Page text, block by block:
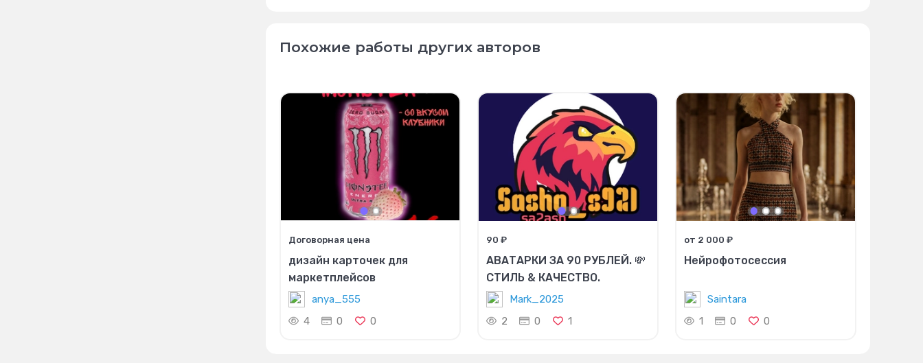
Похожие работы других авторов
Договорная цена
дизайн карточек для
маркетплейсов
anya_555
4
0 0
90 ₽
АВАТАРКИ ЗА 90 РУБЛЕЙ. 💸
СТИЛЬ & КАЧЕСТВО.
Mark_2025
2
0 1
от 2 000 ₽
Нейрофотосессия
Saintara
1
0 0